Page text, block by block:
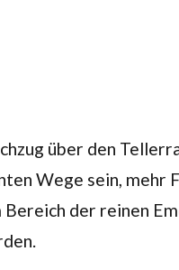
über den
Wege sein, mehr
der reinen